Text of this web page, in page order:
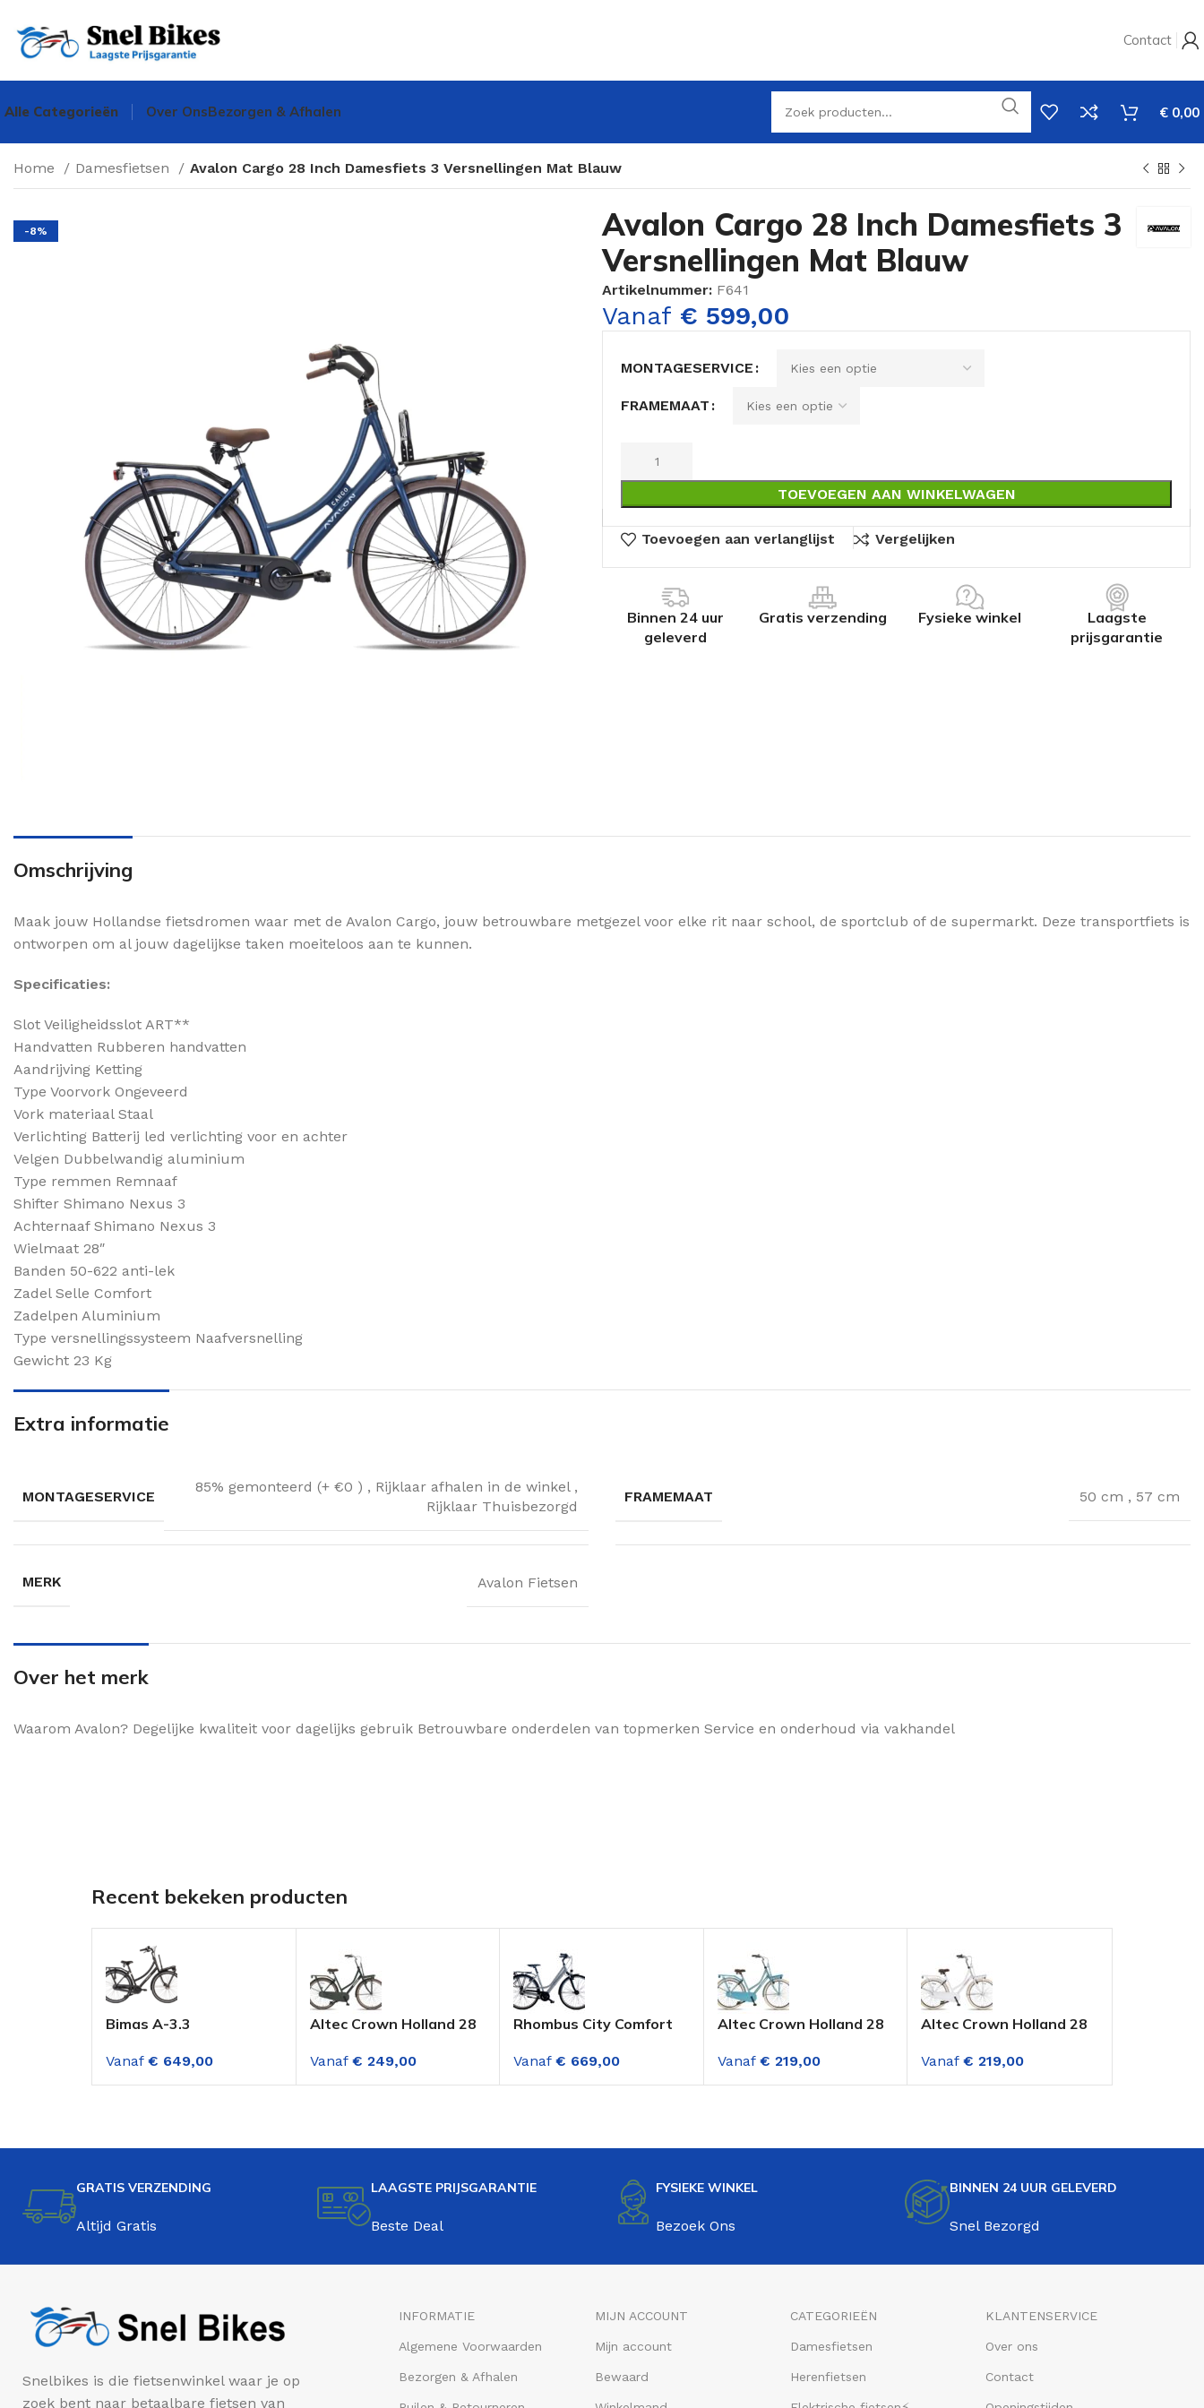
Contact
Alle Categorieën Over OnsBezorgen & Afhalen € 0,00
Home Damesfietsen Avalon Cargo 28 Inch Damesfiets 3 Versnellingen Mat Blauw
-8%
Avalon Cargo 28 Inch Damesfiets 3
Versnellingen Mat Blauw
Artikelnummer: F641
Vanaf € 599,00
MONTAGESERVICE
FRAMEMAAT
TOEVOEGEN AAN WINKELWAGEN
Toevoegen aan verlanglijst Vergelijken
Binnen 24 uur
geleverd
Gratis verzending Fysieke winkel
Laagste
prijsgarantie
Omschrijving
Maak jouw Hollandse fietsdromen waar met de Avalon Cargo, jouw betrouwbare metgezel voor elke rit naar school, de sportclub of de supermarkt. Deze transportfiets is
ontworpen om al jouw dagelijkse taken moeiteloos aan te kunnen.
Specificaties:
Slot Veiligheidsslot ART**
Handvatten Rubberen handvatten
Aandrijving Ketting
Type Voorvork Ongeveerd
Vork materiaal Staal
Verlichting Batterij led verlichting voor en achter
Velgen Dubbelwandig aluminium
Type remmen Remnaaf
Shifter Shimano Nexus 3
Achternaaf Shimano Nexus 3
Wielmaat 28″
Banden 50-622 anti-lek
Zadel Selle Comfort
Zadelpen Aluminium
Type versnellingssysteem Naafversnelling
Gewicht 23 Kg
Extra informatie
MONTAGESERVICE
85% gemonteerd (+ €0 ) , Rijklaar afhalen in de winkel ,
Rijklaar Thuisbezorgd
FRAMEMAAT 50 cm , 57 cm
MERK Avalon Fietsen
Over het merk
Waarom Avalon? Degelijke kwaliteit voor dagelijks gebruik Betrouwbare onderdelen van topmerken Service en onderhoud via vakhandel
Recent bekeken producten
Bimas A-3.3
Inch Mat Zwart 3
Versnellingen
Vanaf € 649,00
Altec Crown Holland 28
Dame Army Groen
Vanaf € 249,00
Rhombus City Comfort
Versnellingen Glanzend
Grijs
Vanaf € 669,00
Altec Crown Holland 28
Dame Mystique Blue
Vanaf € 219,00
Altec Crown Holland 28
Dame Holywood White
Vanaf € 219,00
GRATIS VERZENDING
Altijd Gratis
LAAGSTE PRIJSGARANTIE
Beste Deal
FYSIEKE WINKEL
Bezoek Ons
BINNEN 24 UUR GELEVERD
Snel Bezorgd
Snelbikes is die fietsenwinkel waar je op
zoek bent naar betaalbare fietsen van
INFORMATIE
Algemene Voorwaarden
Bezorgen & Afhalen
MIJN ACCOUNT
Mijn account
Bewaard
CATEGORIEËN
Damesfietsen
Herenfietsen
KLANTENSERVICE
Over ons
Contact